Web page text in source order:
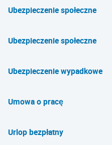
Ubezpieczenie społeczne
Ubezpieczenie społeczne
Ubezpieczenie wypadkowe
Umowa o pracę
Urlop bezpłatny